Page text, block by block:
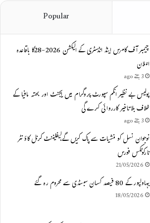
Popular
چیمبر آف کامرس اینڈ انڈسٹری کے الیکشن 2026-28کا باقاعدہ
اعلان
3 ہفتے ago
پولیس بے نظیر انکم سپورٹ پروگرام میں ایجنٹ اور بھتہ مافیا کے
خلاف بلاتاخیر کارروائی کرے گی
3 ہفتے ago
نوجوان نسل کو منشیات سے پاک کریں گے،لیفٹیننٹ کرنل کاؤنٹر
نارکوٹکس فورس
21/05/2026
بہاولپور کے 80 فیصد کسان سبسڈی سے محروم رہ گئے
18/05/2026